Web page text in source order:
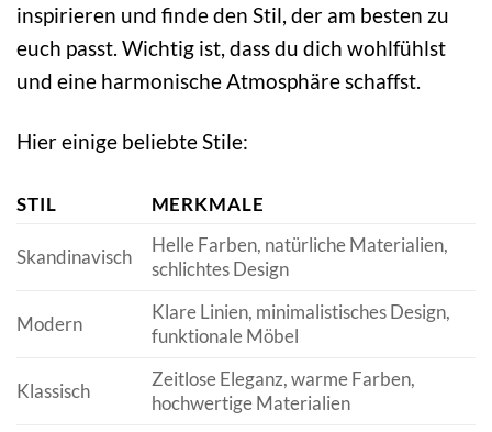
inspirieren und finde den Stil, der am besten zu
euch passt. Wichtig ist, dass du dich wohlfühlst
und eine harmonische Atmosphäre schaffst.
Hier einige beliebte Stile:
STIL MERKMALE
Skandinavisch
Helle Farben, natürliche Materialien,
schlichtes Design
Modern
Klare Linien, minimalistisches Design,
funktionale Möbel
Klassisch
Zeitlose Eleganz, warme Farben,
hochwertige Materialien